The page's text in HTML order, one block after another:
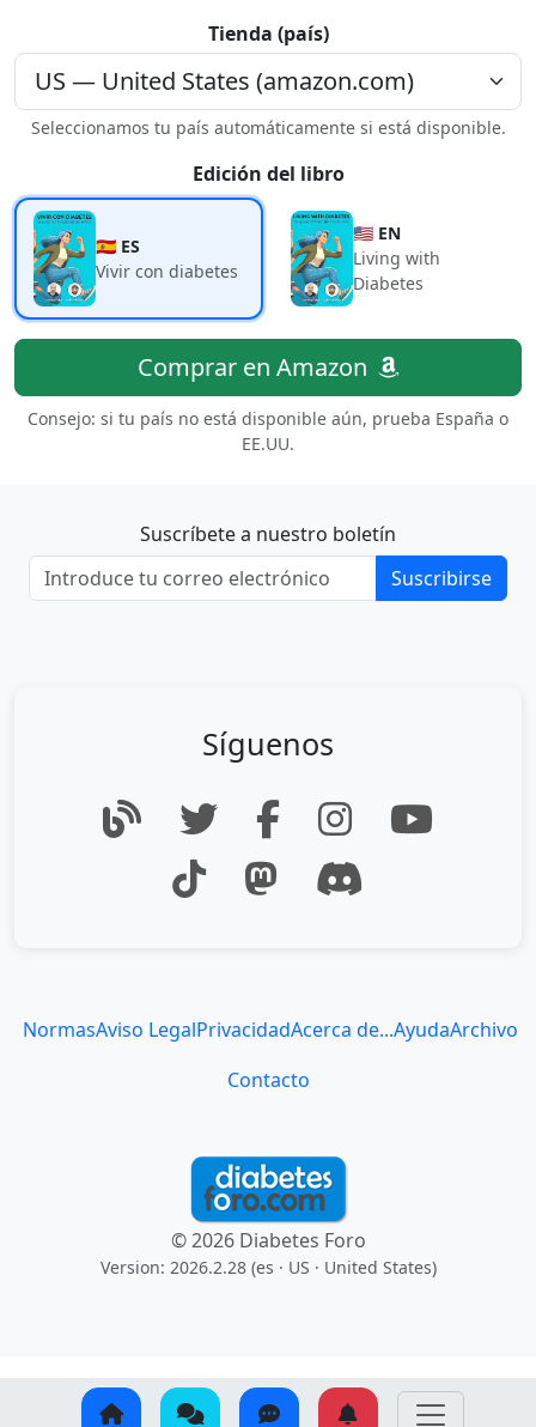
Tienda (país)
Seleccionamos tu país automáticamente si está disponible.
Edición del libro
🇪🇸 ES
Vivir con diabetes
🇺🇸 EN
Living with
Diabetes
Comprar en Amazon
Consejo: si tu país no está disponible aún, prueba España o
EE.UU.
Suscríbete a nuestro boletín
Suscribirse
Síguenos
NormasAviso LegalPrivacidadAcerca de...AyudaArchivo
Contacto
© 2026 Diabetes Foro
Version: 2026.2.28 (es · US · United States)